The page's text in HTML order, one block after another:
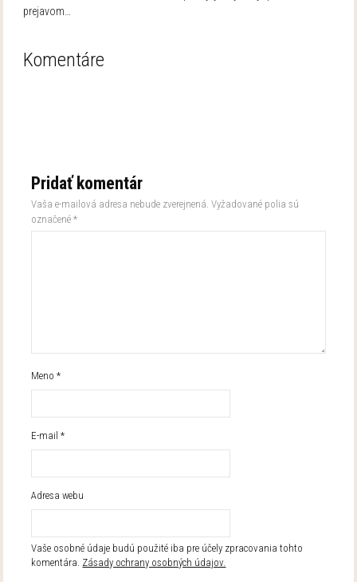
prejavom…
Komentáre
Pridať komentár
Vaša e-mailová adresa nebude zverejnená. Vyžadované polia sú
označené*
Meno*
E-mail*
Adresa webu
Vaše osobné údaje budú použité iba pre účely zpracovania tohto
komentára. Zásady ochrany osobných údajov.